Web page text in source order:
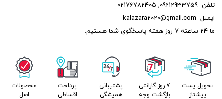
تلفن 09212933759
,
02176782405
ایمیل kalazara2020@gmail.com
ما 24 ساعته 7 روز هفته پاسخگوی شما هستیم.
تحویل پست
پیشتاز
7 روز گارانتی
بازگشت وجه
پشتیبانی
همیشگی
پرداخت
اقساطی
محصولات
اصل